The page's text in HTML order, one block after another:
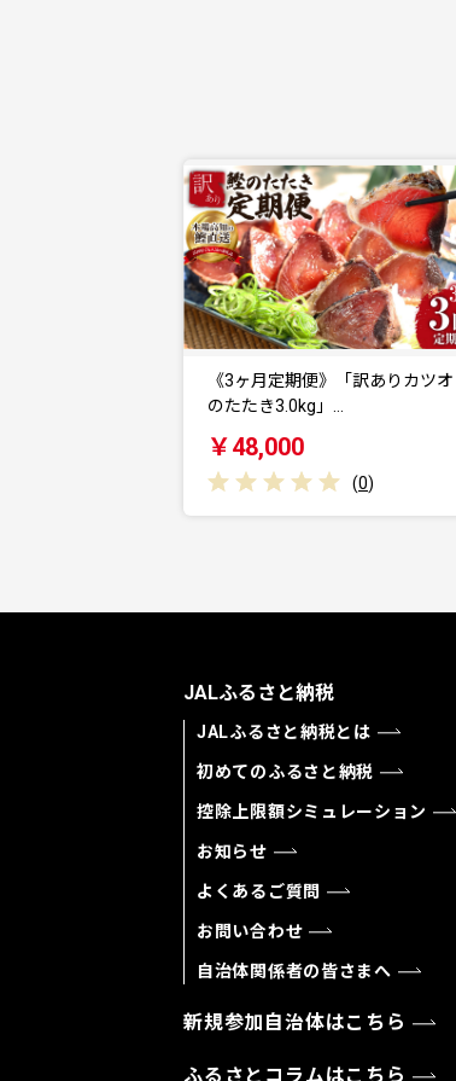
《3ヶ月定期便》「訳ありカツオ
のたたき3.0kg」…
￥48,000
(0)
JALふるさと納税
JALふるさと納税とは
初めてのふるさと納税
控除上限額シミュレーション
お知らせ
よくあるご質問
お問い合わせ
自治体関係者の皆さまへ
新規参加自治体はこちら
ふるさとコラムはこちら